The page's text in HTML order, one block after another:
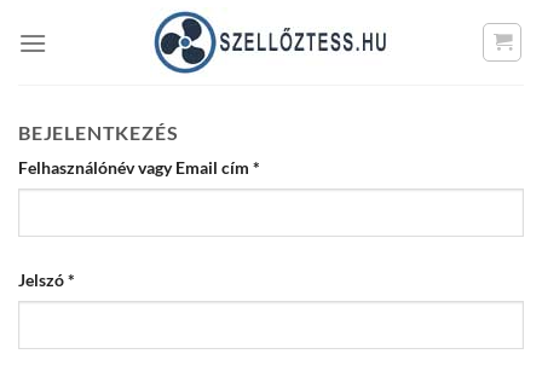
BEJELENTKEZÉS
Felhasználónév vagy Email cím *
Jelszó*